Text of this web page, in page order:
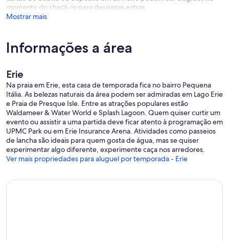
- NOTE: This property features a wheelchair ramp or 6 stairs to
enter and all bedrooms are located upstairs which may be difficult
for guests with limited mobility
momento do check-in para despesas extras.
Mostrar mais
Informações a área
Erie
Na praia em Erie, esta casa de temporada fica no bairro Pequena
Itália. As belezas naturais da área podem ser admiradas em Lago Erie
e Praia de Presque Isle. Entre as atrações populares estão
Waldameer & Water World e Splash Lagoon. Quem quiser curtir um
evento ou assistir a uma partida deve ficar atento à programação em
UPMC Park ou em Erie Insurance Arena. Atividades como passeios
de lancha são ideais para quem gosta de água, mas se quiser
experimentar algo diferente, experimente caça nos arredores.
Ver mais propriedades para aluguel por temporada - Erie